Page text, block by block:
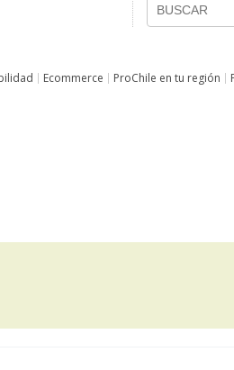
Ecommerce ProChile en tu región